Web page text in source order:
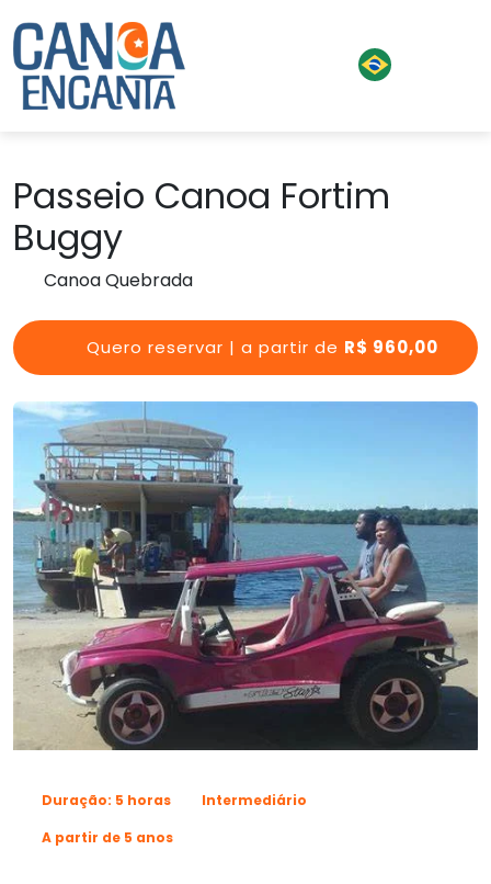
Passeio Canoa Fortim
Buggy
Canoa Quebrada
Quero reservar | a partir de R$ 960,00
Duração: 5 horas
Intermediário
A partir de 5 anos